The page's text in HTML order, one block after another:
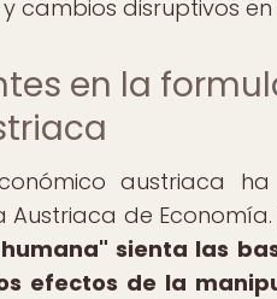
cambios disruptivos
en la
austriaca
Austriaca de Economía.
sienta las
efectos de la